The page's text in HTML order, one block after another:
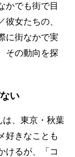
かでも街で目
女たちの、
に街なかで実
その動向を探
い
、東京・秋葉
好きなことも
けるが、「コ